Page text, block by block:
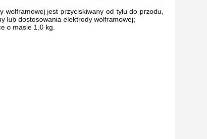
jest przyciskiwany od tyłu do przodu,
lub dostosowania elektrody wolframowej;
o masie 1,0 kg.